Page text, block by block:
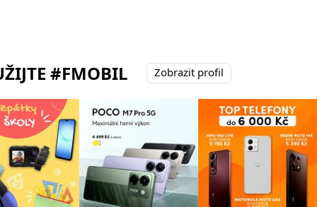
#FMOBIL Zobrazit profil